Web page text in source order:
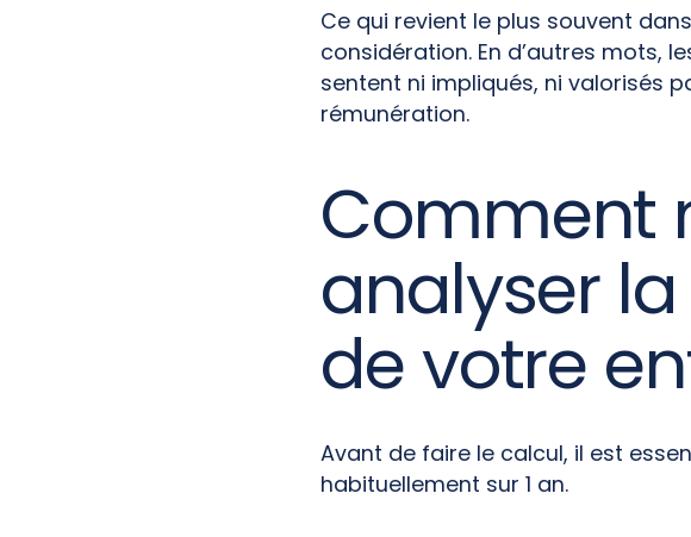
Ce qui revient le plus souvent
considération. En d’autres mots,
sentent ni impliqués, ni valorisés
rémunération.
Comment
analyser
de votre
Avant de faire le calcul, il est
habituellement sur 1 an.